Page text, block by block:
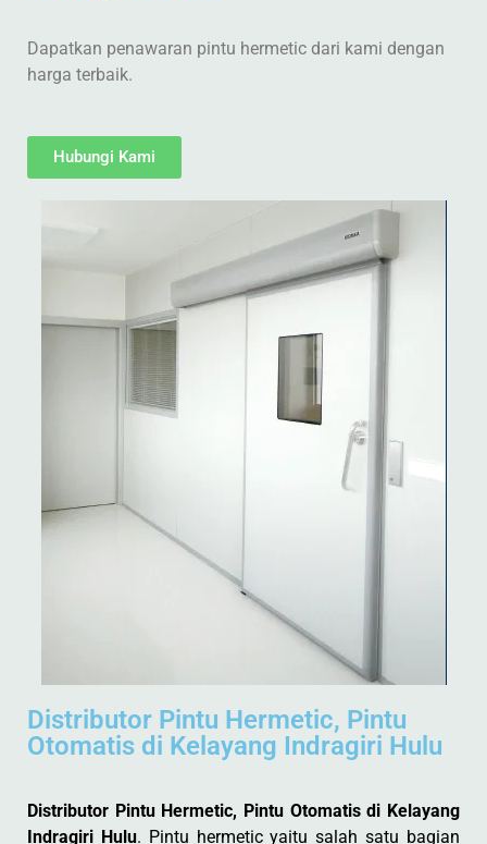
Dapatkan penawaran pintu hermetic dari kami dengan
harga terbaik.
Hubungi Kami
Distributor Pintu Hermetic, Pintu
Otomatis di Kelayang Indragiri Hulu
Distributor Pintu Hermetic, Pintu Otomatis di Kelayang
Indragiri Hulu. Pintu hermetic yaitu salah satu bagian